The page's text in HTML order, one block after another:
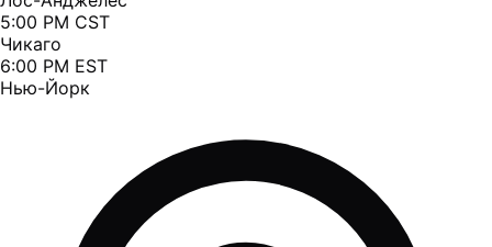
5:00 PM CST
Чикаго
6:00 PM EST
Нью-Йорк